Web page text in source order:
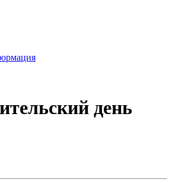
день